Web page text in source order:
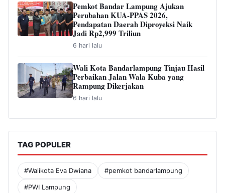
Pemkot Bandar Lampung Ajukan
Perubahan KUA-PPAS 2026,
Pendapatan Daerah Diproyeksi Naik
Jadi Rp2,999 Triliun
6 hari lalu
Wali Kota Bandarlampung Tinjau Hasil
Perbaikan Jalan Wala Kuba yang
Rampung Dikerjakan
6 hari lalu
TAG POPULER
#Walikota Eva Dwiana #pemkot bandarlampung
#PWI Lampung